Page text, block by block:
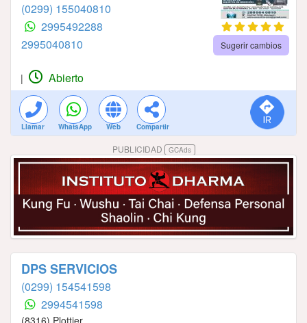
(0299) 155040810
2995492288
2995040810
Sugerir cambios
| Abierto
Llamar WhatsApp Web Compartir
PUBLICIDAD GCAds
DPS SERVICIOS
(0299) 154541598
2994541598
(8316) Plottier